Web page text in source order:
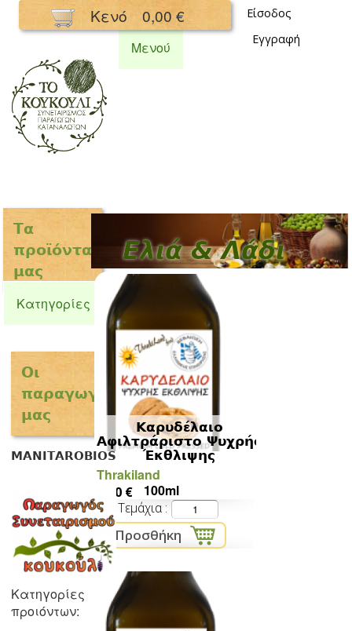
Παράκαμψη
προς το
κυρίως
Κενό 0,00 €
Είσοδος
Εγγραφή
Συνεταιρισμός
Μενού
Τα
προϊόντα
μας
Κατηγορίες
Οι
παραγωγοί
μας
ΜΑΝΙΤΑRΟΒΙΟS
Κατηγορίες
προιόντων:
Eλιά & Λάδι
Καρυδέλαιο
Αφιλτράριστο Ψυχρής
Έκθλιψης
Thrakiland
8,00 € 100ml
Τεμάχια